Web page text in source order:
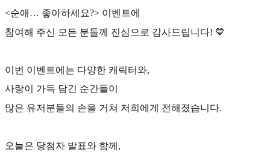
<순애… 좋아하세요?> 이벤트에
참여해 주신 모든 분들께 진심으로 감사드립니다! 💙
이번 이벤트에는 다양한 캐릭터와,
사랑이 가득 담긴 순간들이
많은 유저분들의 손을 거쳐 저희에게 전해졌습니다.
오늘은 당첨자 발표와 함께,